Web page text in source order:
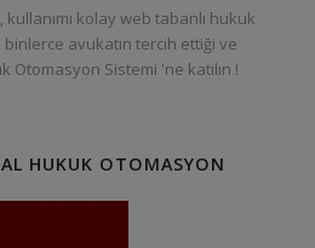
kullanımı kolay web tabanlı hukuk
avukatın tercih ettiği ve
Otomasyon Sistemi 'ne katılın !
HUKUK OTOMASYON